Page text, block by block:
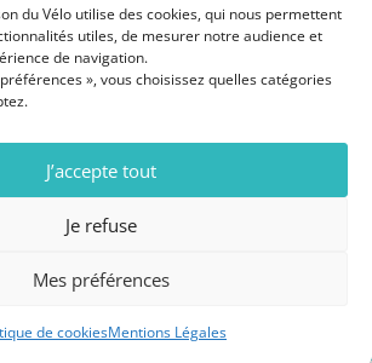
du Vélo utilise des cookies, qui nous permettent
utiles, de mesurer notre audience et
de navigation.
», vous choisissez quelles catégories
J’accepte tout
Je refuse
Mes préférences
de cookiesMentions Légales
Contact et accès
Le restaurant
Espace presse
Adhésion
// Site web réalisé par l’